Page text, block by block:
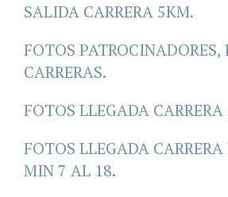
SALIDA CARRERA 5KM.
FOTOS PATROCINADORES,
CARRERAS.
FOTOS LLEGADA
FOTOS LLEGADA
MIN 7 AL 18.